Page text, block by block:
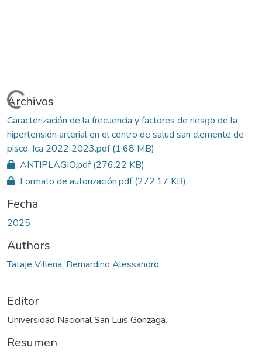
Archivos
Caracterización de la frecuencia y factores de riesgo de la
hipertensión arterial en el centro de salud san clemente de
pisco, Ica 2022 2023.pdf(1.68 MB)
ANTIPLAGIO.pdf(276.22 KB)
Formato de autorización.pdf(272.17 KB)
Fecha
2025
Authors
Tataje Villena, Bernardino Alessandro
Editor
Universidad Nacional San Luis Gonzaga.
Resumen